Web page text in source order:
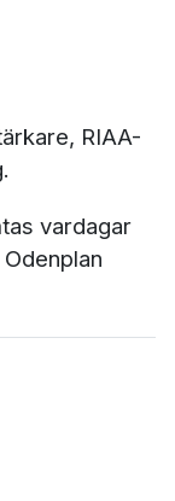
RIAA-
vardagar